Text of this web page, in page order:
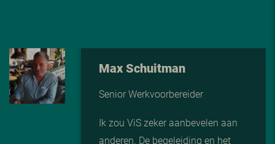
Max Schuitman
Senior Werkvoorbereider
Ik zou ViS zeker aanbevelen aan
anderen. De begeleiding en het